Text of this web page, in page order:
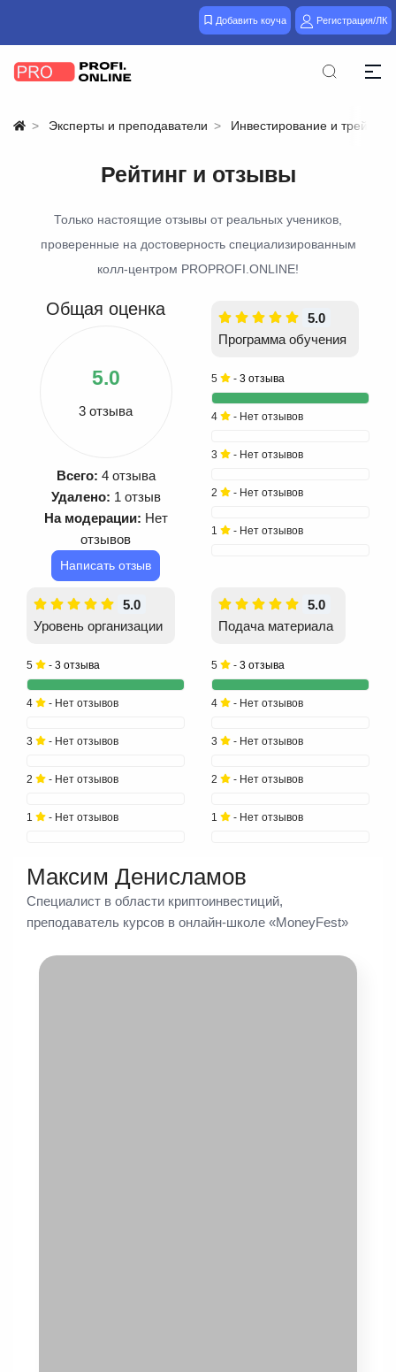
Добавить коуча Регистрация/ЛК
Эксперты и преподаватели Инвестирование и трейдинг
Рейтинг и отзывы
Только настоящие отзывы от реальных учеников,
проверенные на достоверность специализированным
колл-центром PROPROFI.ONLINE!
Общая оценка
5.0
3 отзыва
Всего: 4 отзыва
Удалено: 1 отзыв
На модерации: Нет
отзывов
Написать отзыв
5.0
Программа обучения
5 - 3 отзыва
4 - Нет отзывов
3 - Нет отзывов
2 - Нет отзывов
1 - Нет отзывов
5.0
Уровень организации
5 - 3 отзыва
4 - Нет отзывов
3 - Нет отзывов
2 - Нет отзывов
1 - Нет отзывов
5.0
Подача материала
5 - 3 отзыва
4 - Нет отзывов
3 - Нет отзывов
2 - Нет отзывов
1 - Нет отзывов
Максим Денисламов
Специалист в области криптоинвестиций,
преподаватель курсов в онлайн-школе «MoneyFest»